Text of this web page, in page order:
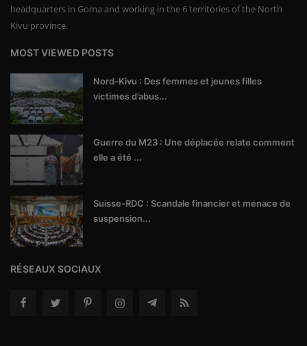
headquarters in Goma and working in the 6 territories of the North
Kivu province.
MOST VIEWED POSTS
Nord-Kivu : Des femmes et jeunes filles
victimes d’abus...
Guerre du M23 : Une déplacée relate comment
elle a été ...
Suisse-RDC : Scandale financier et menace de
suspension...
RÉSEAUX SOCIAUX